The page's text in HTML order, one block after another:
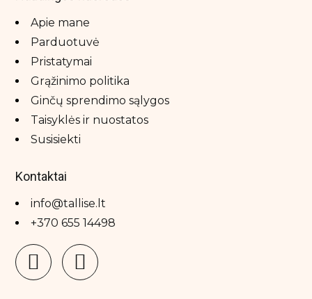
Apie mane
Parduotuvė
Pristatymai
Grąžinimo politika
Ginčų sprendimo sąlygos
Taisyklės ir nuostatos
Susisiekti
Kontaktai
info@tallise.lt
+370 655 14498